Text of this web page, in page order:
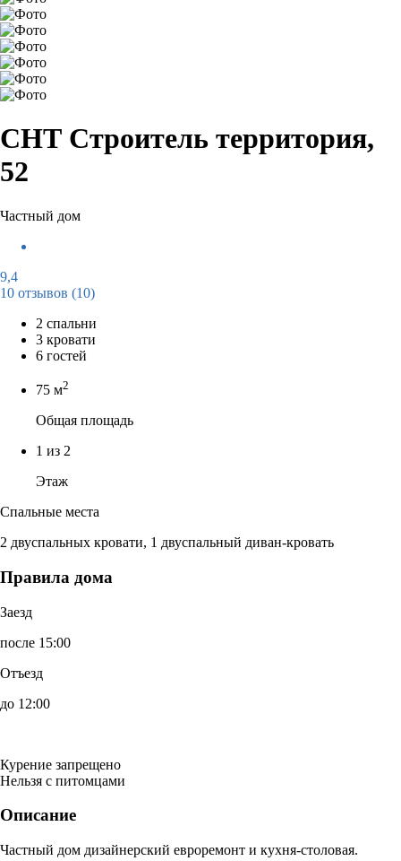
СНТ Строитель территория,
52
Частный дом
9,4
10 отзывов (10)
2 спальни
3 кровати
6 гостей
75 м2
Общая площадь
1 из 2
Этаж
Спальные места
2 двуспальных кровати, 1 двуспальный диван-кровать
Правила дома
Заезд
после 15:00
Отъезд
до 12:00
Курение запрещено
Нельзя с питомцами
Описание
Частный дом дизайнерский евроремонт и кухня-столовая.